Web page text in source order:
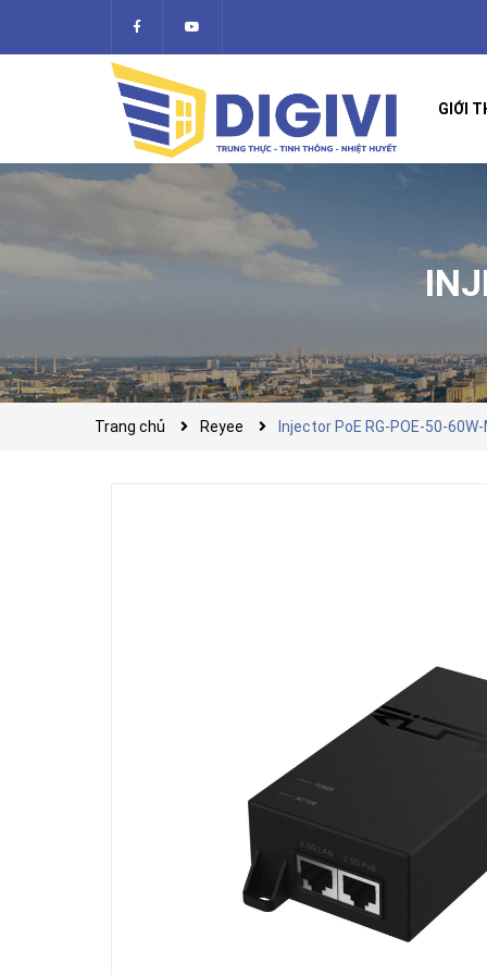
GIỚI
Trang chủ Reyee Injector PoE RG-POE-50-60W-